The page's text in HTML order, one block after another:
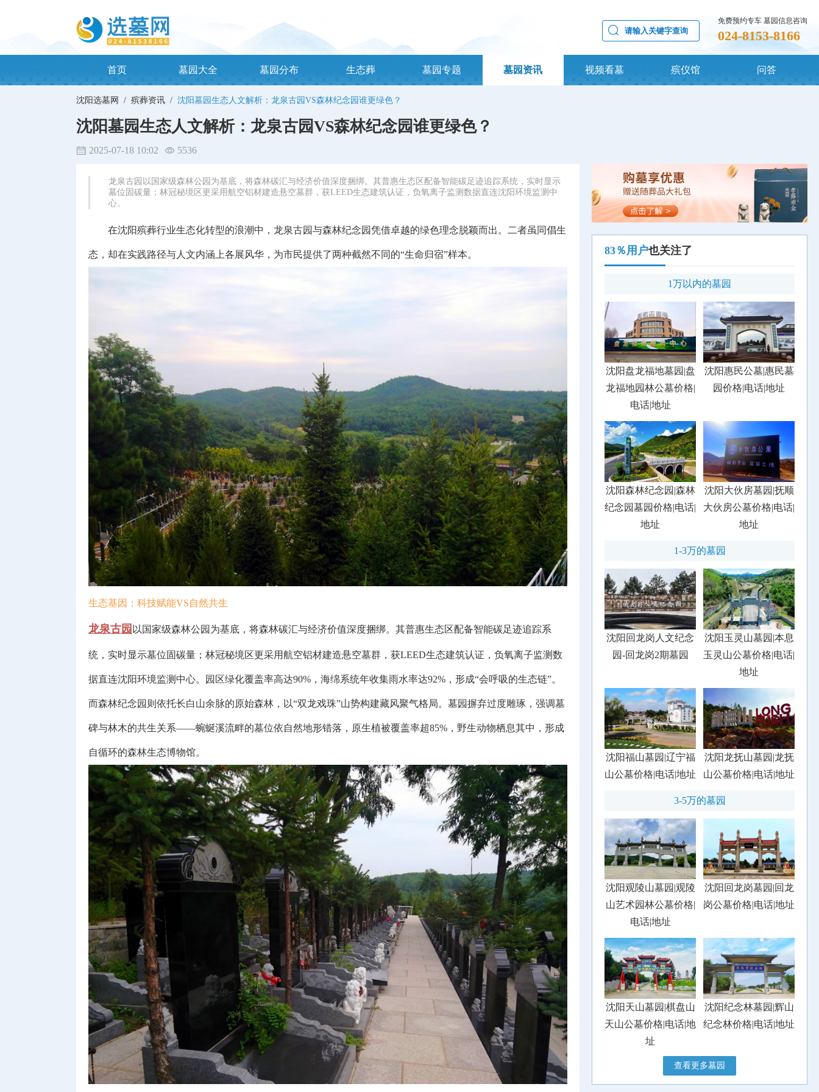
免费预约专车 墓园信息咨询
024-8153-8166
首页 墓园大全 墓园分布 生态葬 墓园专题 墓园资讯 视频看墓 殡仪馆 问答
沈阳选墓网 / 殡葬资讯 / 沈阳墓园生态人文解析：龙泉古园VS森林纪念园谁更绿色？
沈阳墓园生态人文解析：龙泉古园VS森林纪念园谁更绿色？
2025-07-18 10:02 5536
龙泉古园​​以国家级森林公园为基底，将森林碳汇与经济价值深度捆绑。其普惠生态区配备智能碳足迹追踪系统，实时显示
墓位固碳量；林冠秘境区更采用航空铝材建造悬空墓群，获LEED生态建筑认证，负氧离子监测数据直连沈阳环境监测中
心。
在沈阳殡葬行业生态化转型的浪潮中，龙泉古园与森林纪念园凭借卓越的绿色理念脱颖而出。二者虽同倡生
态，却在实践路径与人文内涵上各展风华，为市民提供了两种截然不同的“生命归宿”样本。
生态基因：科技赋能VS自然共生
龙泉古园 以国家级森林公园为基底，将森林碳汇与经济价值深度捆绑。其普惠生态区配备智能碳足迹追踪系
统，实时显示墓位固碳量；林冠秘境区更采用航空铝材建造悬空墓群，获LEED生态建筑认证，负氧离子监测数
据直连沈阳环境监测中心。园区绿化覆盖率高达90%，海绵系统年收集雨水率达92%，形成“会呼吸的生态链”。
而森林纪念园则依托长白山余脉的原始森林，以“双龙戏珠”山势构建藏风聚气格局。墓园摒弃过度雕琢，强调墓
碑与林木的共生关系——蜿蜒溪流畔的墓位依自然地形错落，原生植被覆盖率超85%，野生动物栖息其中，形成
自循环的森林生态博物馆。
83％用户也关注了
1万以内的墓园
沈阳盘龙福地墓园|盘
龙福地园林公墓价格|
电话|地址
沈阳惠民公墓|惠民墓
园价格|电话|地址
沈阳森林纪念园|森林
纪念园墓园价格|电话|
地址
沈阳大伙房墓园|抚顺
大伙房公墓价格|电话|
地址
1-3万的墓园
沈阳回龙岗人文纪念
园-回龙岗2期墓园
沈阳玉灵山墓园|本息
玉灵山公墓价格|电话|
地址
沈阳福山墓园|辽宁福
山公墓价格|电话|地址
沈阳龙抚山墓园|龙抚
山公墓价格|电话|地址
3-5万的墓园
沈阳观陵山墓园|观陵
山艺术园林公墓价格|
电话|地址
沈阳回龙岗墓园|回龙
岗公墓价格|电话|地址
沈阳天山墓园|棋盘山
天山公墓价格|电话|地
址
沈阳纪念林墓园|辉山
纪念林价格|电话|地址
查看更多墓园